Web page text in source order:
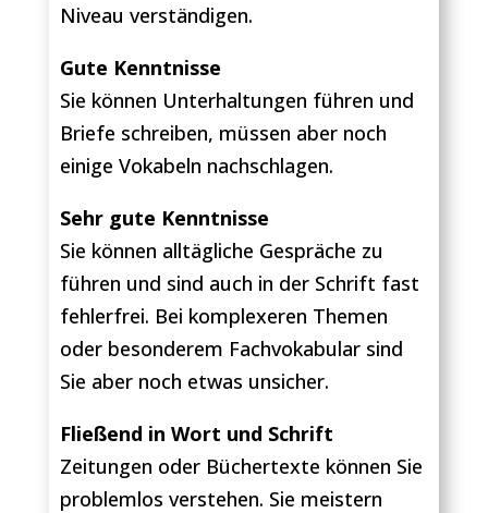
Niveau verständigen.
Gute Kenntnisse
Sie können Unterhaltungen führen und
Briefe schreiben, müssen aber noch
einige Vokabeln nachschlagen.
Sehr gute Kenntnisse
Sie können alltägliche Gespräche zu
führen und sind auch in der Schrift fast
fehlerfrei. Bei komplexeren Themen
oder besonderem Fachvokabular sind
Sie aber noch etwas unsicher.
Fließend in Wort und Schrift
Zeitungen oder Büchertexte können Sie
problemlos verstehen. Sie meistern